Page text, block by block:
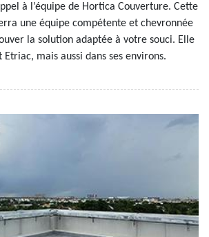
à l’équipe de Hortica Couverture. Cette
une équipe compétente et chevronnée
la solution adaptée à votre souci. Elle
mais aussi dans ses environs.